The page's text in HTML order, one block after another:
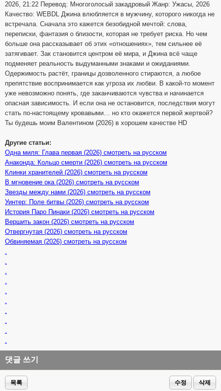
2026, 21:22 Перевод: Многоголосый закадровый Жанр: Ужасы, 2026
Качество: WEBDL Джина влюбляется в мужчину, которого никогда не
встречала. Сначала это кажется безобидной мечтой: слова,
переписки, фантазия о близости, которая не требует риска. Но чем
больше она рассказывает об этих «отношениях», тем сильнее её
затягивает. Зак становится центром её мира, и Джина всё чаще
подменяет реальность выдуманными знаками и ожиданиями.
Одержимость растёт, границы дозволенного стираются, а любое
препятствие воспринимается как угроза их любви. В какой-то момент
уже невозможно понять, где заканчиваются чувства и начинается
опасная зависимость. И если она не остановится, последствия могут
стать по-настоящему кровавыми… но кто окажется первой жертвой?
Ты будешь моим Валентином (2026) в хорошем качестве HD
Другие статьи:
Одна миля: Глава первая (2026) смотреть на русском
Анаконда: Кольцо смерти (2026) смотреть на русском
Клинки хранителей (2026) смотреть на русском
В мгновение ока (2026) смотреть на русском
Звезды между нами (2026) смотреть на русском
Уинтер: Поле битвы (2026) смотреть на русском
История Паро Пинаки (2026) смотреть на русском
Вершить закон (2026) смотреть на русском
Отвергнутая (2026) смотреть на русском
Обвиняемая (2026) смотреть на русском
.
.
.
.
.
.
.
.
.
.
댓글 쓰기
목록 수정 삭제